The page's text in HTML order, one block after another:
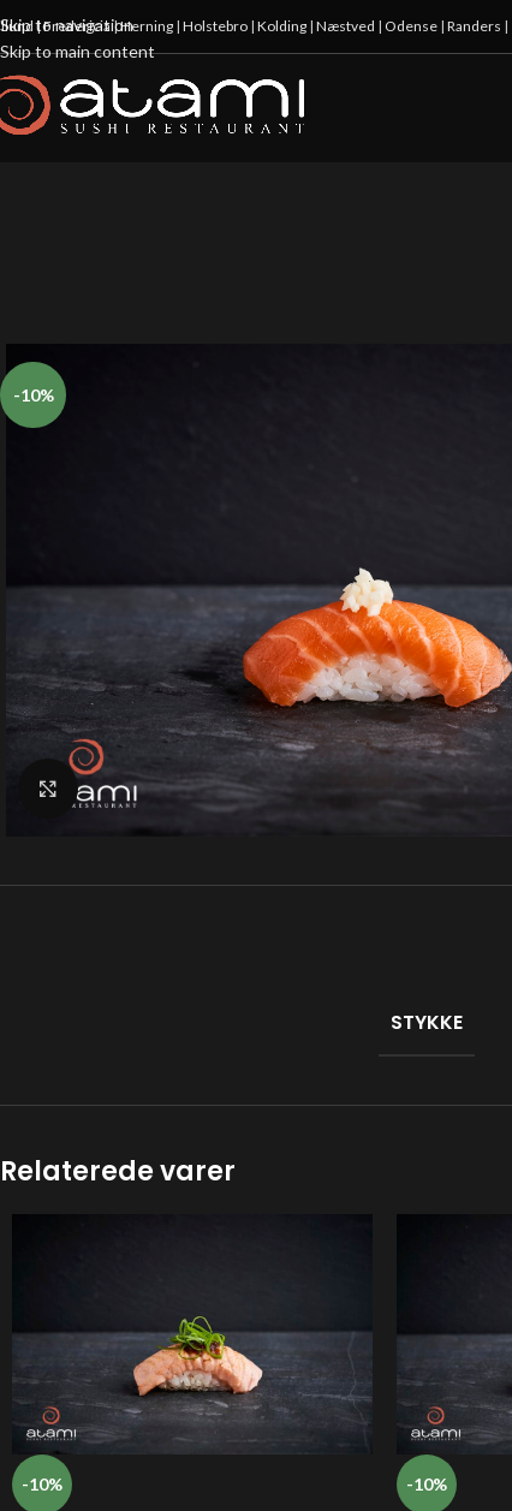
Skip to navigation
Skip to main content
|Fredericia|Herning | Holstebro | Kolding | Næstved | Odense | Randers |
-10%
Klik for at forstørre
STYKKE
Relaterede varer
-10% -10%